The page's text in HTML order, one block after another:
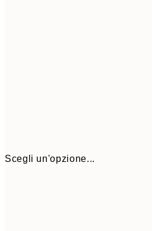
Scegli un'opzione...